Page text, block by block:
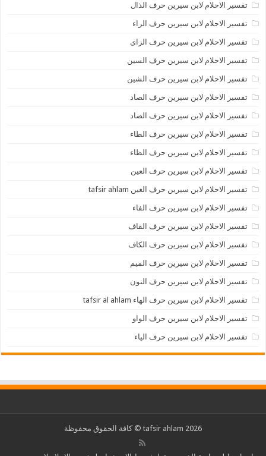
تفسير الاحلام لابن سيرين حرف الذال
تفسير الاحلام لابن سيرين حرف الراء
تفسير الاحلام لابن سيرين حرف الزاى
تفسير الاحلام لابن سيرين حرف السين
تفسير الاحلام لابن سيرين حرف الشين
تفسير الاحلام لابن سيرين حرف الصاد
تفسير الاحلام لابن سيرين حرف الضاد
تفسير الاحلام لابن سيرين حرف الطاء
تفسير الاحلام لابن سيرين حرف الظاء
تفسير الاحلام لابن سيرين حرف العين
تفسير الاحلام لابن سيرين حرف الغين tafsir ahlam
تفسير الاحلام لابن سيرين حرف الفاء
تفسير الاحلام لابن سيرين حرف القاف
تفسير الاحلام لابن سيرين حرف الكاف
تفسير الاحلام لابن سيرين حرف الميم
تفسير الاحلام لابن سيرين حرف النون
تفسير الاحلام لابن سيرين حرف الهاء tafsir al ahlam
تفسير الاحلام لابن سيرين حرف الواو
تفسير الاحلام لابن سيرين حرف الياء
2026 tafsir ahlam © كافة الحقوق محفوظة